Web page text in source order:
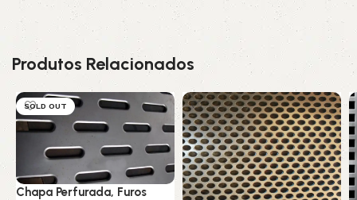
Produtos Relacionados
SOLD OUT
Chapa Perfurada, Furos